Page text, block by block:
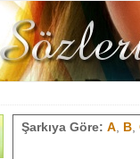
Şarkıya Göre: A, B,